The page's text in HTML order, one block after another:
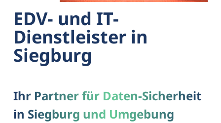
EDV- und IT-
Dienstleister in
Siegburg
Ihr Partner für Daten-Sicherheit
in Siegburg und Umgebung